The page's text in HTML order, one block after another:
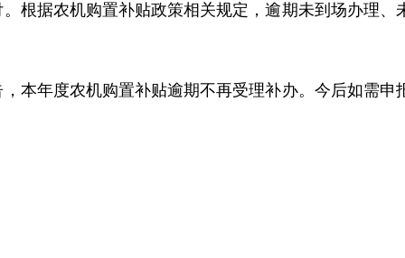
根据农机购置补贴政策相关规定，逾期未到场办理、
本年度农机购置补贴逾期不再受理补办。今后如需申